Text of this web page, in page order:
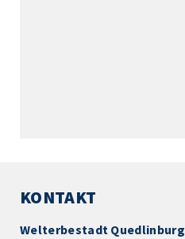
KONTAKT
Welterbestadt Quedlinburg